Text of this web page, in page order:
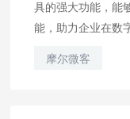
具的强大功能，能
能，助力企业在数
摩尔微客